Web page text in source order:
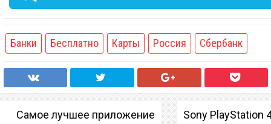
Банки Бесплатно Карты Россия Сбербанк
Самое лучшее приложение
Sony PlayStation